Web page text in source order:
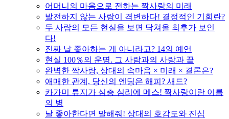
어머니의 마음으로 전하는 짝사랑의 미래
발전하지 않는 사랑이 격변하다! 결정적인 기회란?
두 사람의 모든 현실을 보면 닥쳐올 최후가 보인
다!
진짜 날 좋아하는 게 아니라고? 14의 예언
현실 100％의 운명. 그 사람과의 사랑과 끝
완벽한 짝사랑, 상대의 속마음 × 미래 × 결론은?
애매한 관계, 당신의 엔딩은 해피? 새드?
카가미 류지가 심층 심리에 메스! 짝사랑이란 이름
의 병
날 좋아한다면 말해줘! 상대의 호감도와 진심